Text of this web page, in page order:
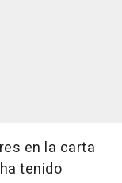
en la carta
tenido